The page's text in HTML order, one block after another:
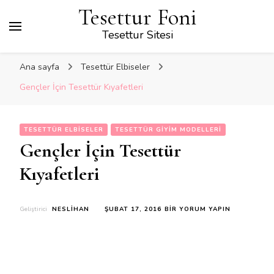
Tesettur Foni
Tesettur Sitesi
Ana sayfa
Tesettür Elbiseler
Gençler İçin Tesettür Kıyafetleri
TESETTÜR ELBISELER TESETTÜR GIYIM MODELLERI
Gençler İçin Tesettür
Kıyafetleri
Geliştirici NESLIHAN ŞUBAT 17, 2016 GENÇLER
BIR YORUM YAPIN